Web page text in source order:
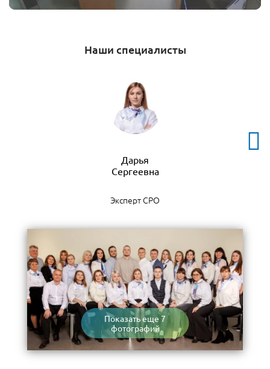
Наши специалисты
Дарья
Сергеевна
Эксперт СРО
Показать еще 7
фотографий